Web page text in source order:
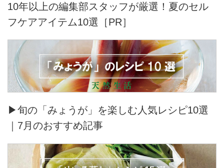
10年以上の編集部スタッフが厳選！夏のセル
フケアアイテム10選［PR］
▶旬の「みょうが」を楽しむ人気レシピ10選
｜7月のおすすめ記事